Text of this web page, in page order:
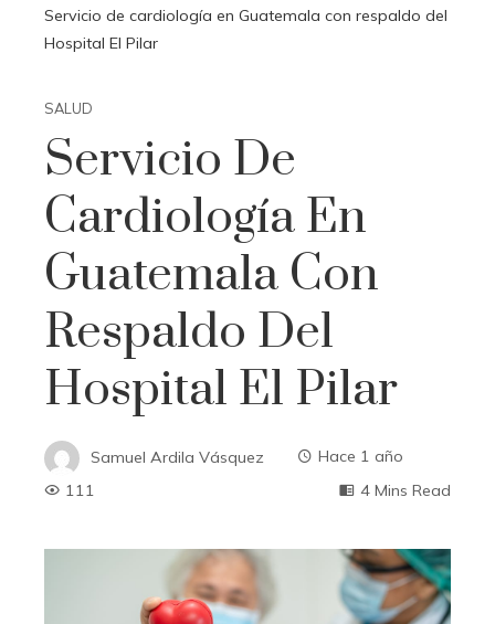
Servicio de cardiología en Guatemala con respaldo del
Hospital El Pilar
SALUD
Servicio De
Cardiología En
Guatemala Con
Respaldo Del
Hospital El Pilar
Samuel Ardila Vásquez
Hace 1 año
111
4 Mins Read